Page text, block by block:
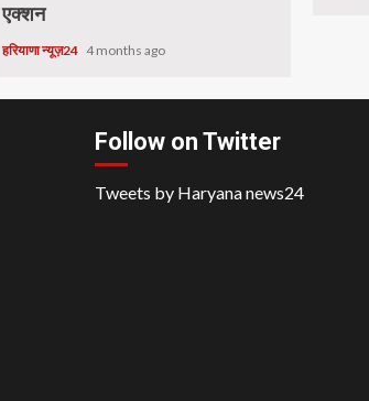
एक्शन
हरियाणा न्यूज़24 4 months ago
Follow on Twitter
Tweets by Haryana news24